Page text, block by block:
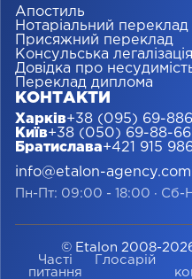
Апостиль
Нотаріальний переклад
Присяжний переклад
Консульська легалізація
Довідка про
Переклад диплома
КОНТАКТИ
Харків+38 (095) 69-
Київ+38 (050) 69-88-
Братислава+421 915 986
info@etalon-agency.com
Пн-Пт: 09:00 - 18:00 · Сб-
© Etalon 2008-
Часті
питання
Глосарій